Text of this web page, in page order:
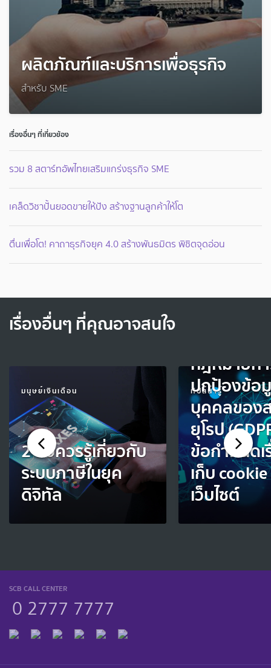
ผลิตภัณฑ์และบริการเพื่อธุรกิจ
สำหรับ SME
เรื่องอื่นๆ ที่เกี่ยวข้อง
รวม 8 สตาร์ทอัพไทยเสริมแกร่งธุรกิจ SME
เคล็ดวิชาปั้นยอดขายให้ปัง สร้างฐานลูกค้าให้โต
ตื่นเพื่อโต! คาถาธุรกิจยุค 4.0 สร้างพันธมิตร พิชิตจุดอ่อน
เรื่องอื่นๆ ที่คุณอาจสนใจ
มนุษย์เงินเดือน
2 สิ่งควรรู้เกี่ยวกับ
ระบบภาษีในยุค
ดิจิทัล
ทิปส์น่ารู้
กฎหมายก
ปกป้องข้อ
บุคคลของ
ยุโรป
ข้อกำหนด
เก็บ
เว็บไซต์
SCB CALL CENTER
0 2777 7777